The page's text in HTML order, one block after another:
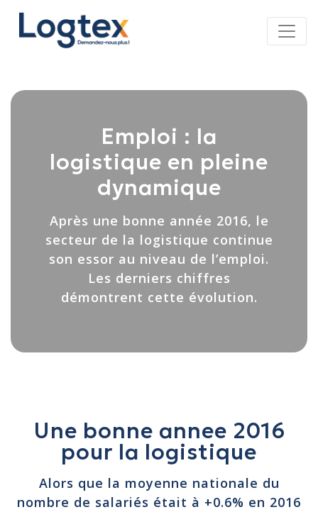
Emploi : la
logistique en pleine
dynamique
Après une bonne année 2016, le
secteur de la logistique continue
son essor au niveau de l’emploi.
Les derniers chiffres
démontrent cette évolution.
Une bonne annee 2016
pour la logistique
Alors que la moyenne nationale du
nombre de salariés était à +0.6% en 2016
Panneau de gestion des cookies